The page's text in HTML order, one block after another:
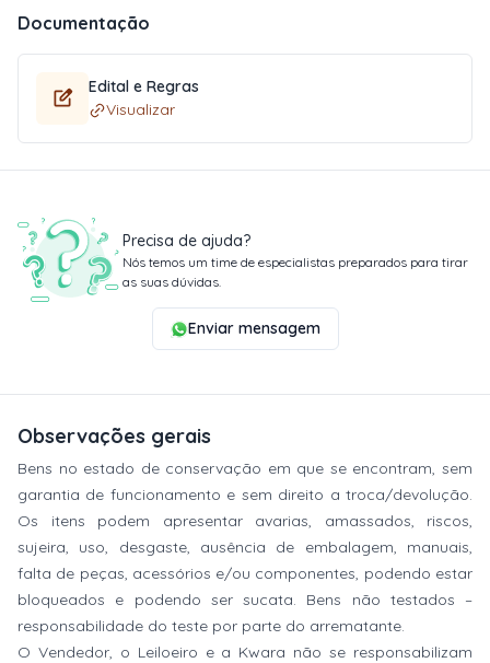
Documentação
Edital e Regras
Visualizar
Precisa de ajuda?
Nós temos um time de especialistas preparados para tirar
as suas dúvidas.
Enviar mensagem
Observações gerais
Bens no estado de conservação em que se encontram, sem
garantia de funcionamento e sem direito a troca/devolução.
Os itens podem apresentar avarias, amassados, riscos,
sujeira, uso, desgaste, ausência de embalagem, manuais,
falta de peças, acessórios e/ou componentes, podendo estar
bloqueados e podendo ser sucata. Bens não testados –
responsabilidade do teste por parte do arrematante.
O Vendedor, o Leiloeiro e a Kwara não se responsabilizam